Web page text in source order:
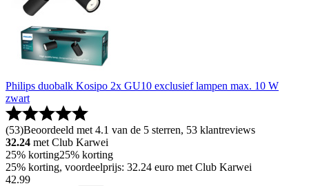
Philips duobalk Kosipo 2x GU10 exclusief lampen max. 10 W
zwart
(53)Beoordeeld met 4.1 van de 5 sterren, 53 klantreviews
32.24 met Club Karwei
25% korting25% korting
25% korting, voordeelprijs: 32.24 euro met Club Karwei
42.99